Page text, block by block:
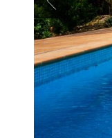
Previous